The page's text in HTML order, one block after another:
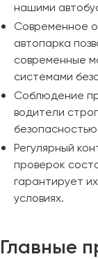
нашими
Современное
автопарка
современные
системами
Соблюдение
водители
Регулярный
проверок
гарантирует
условиях.
Главные